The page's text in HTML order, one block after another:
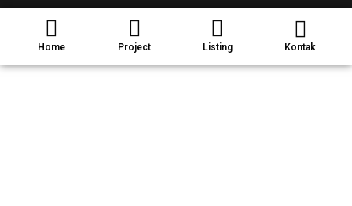
Home Project Listing Kontak